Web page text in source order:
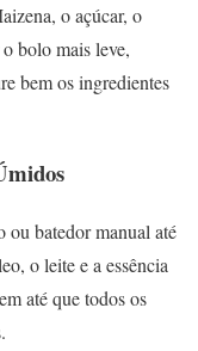
o açúcar, o
bolo mais leve,
bem os ingredientes
ou batedor manual até
o leite e a essência
até que todos os